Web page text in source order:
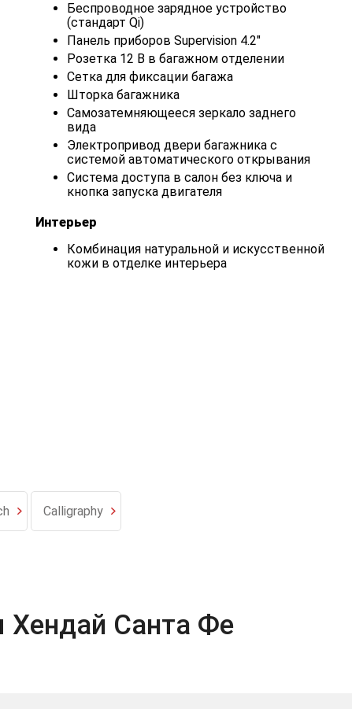
Беспроводное зарядное устройство
(стандарт Qi)
Панель приборов Supervision 4.2"
Розетка 12 В в багажном отделении
Сетка для фиксации багажа
Шторка багажника
Самозатемняющееся зеркало заднего
вида
Электропривод двери багажника с
системой автоматического открывания
Система доступа в салон без ключа и
кнопка запуска двигателя
Интерьер
Комбинация натуральной и искусственной
кожи в отделке интерьера
Calligraphy
Хендай Санта Фе